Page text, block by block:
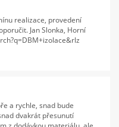
realizace, provedení
Jan Slonka, Horní
a rychle, snad bude
dvakrát přesunutí